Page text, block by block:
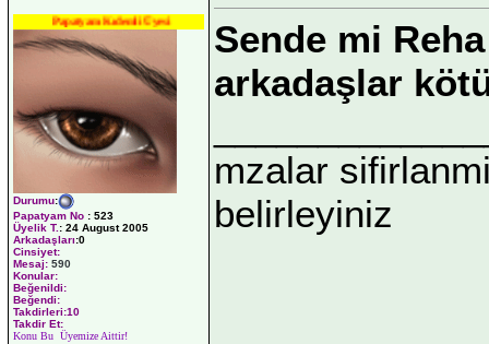
Papatyam Kıdemli Üyesi
Durumu:
Papatyam No : 523
Üyelik T.: 24 August 2005
Arkadaşları:0
Cinsiyet:
Mesaj: 590
Konular:
Beğenildi:
Beğendi:
Takdirleri:10
Takdir Et:
Konu Bu Üyemize Aittir!
Sende mi
arkadaşlar
mzalar
belirleyiniz